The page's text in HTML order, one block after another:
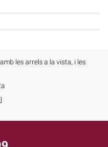
les arrels a la vista, i les